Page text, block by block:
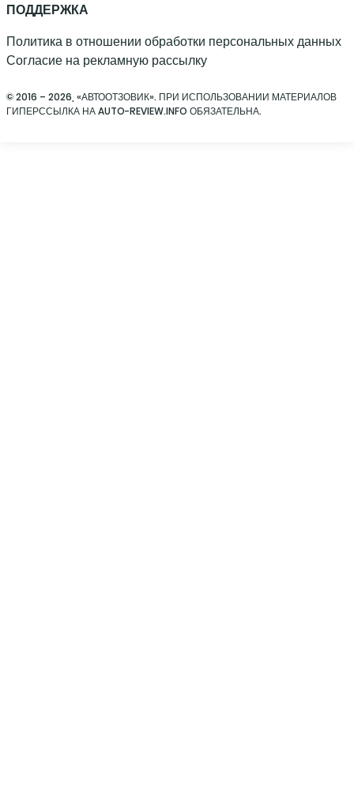
ПОДДЕРЖКА
Политика в отношении обработки персональных данных
Согласие на рекламную рассылку
© 2016 – 2026, «АВТООТЗОВИК». ПРИ ИСПОЛЬЗОВАНИИ МАТЕРИАЛОВ
ГИПЕРССЫЛКА НА AUTO-REVIEW.INFO ОБЯЗАТЕЛЬНА.